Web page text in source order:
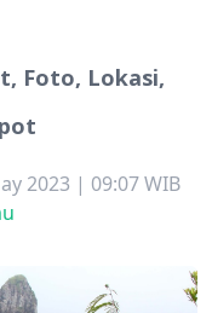
Foto, Lokasi,
2023 | 09:07 WIB